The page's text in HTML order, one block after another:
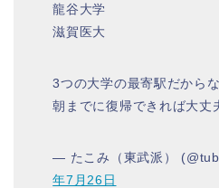
龍谷大学
滋賀医大
3つの大学の最寄駅だからな
朝までに復帰できれば大丈
— たこみ（東武派）
年7月26日